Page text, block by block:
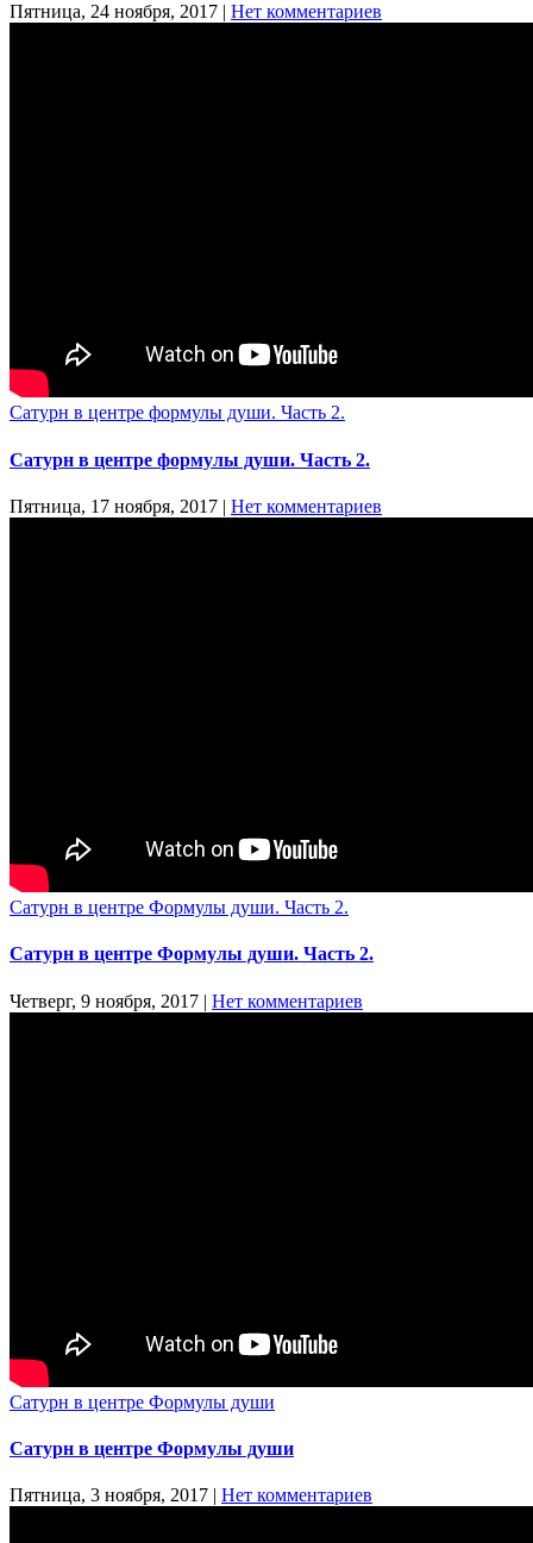
Пятница, 24 ноября, 2017 Нет комментариев
Сатурн в центре формулы души. Часть 2.
Сатурн в центре формулы души. Часть 2.
Пятница, 17 ноября, 2017 | Нет комментариев
Сатурн в центре Формулы души. Часть 2.
Сатурн в центре Формулы души. Часть 2.
Четверг, 9 ноября, 2017 | Нет комментариев
Сатурн в центре Формулы души
Сатурн в центре Формулы души
Пятница, 3 ноября, 2017 | Нет комментариев